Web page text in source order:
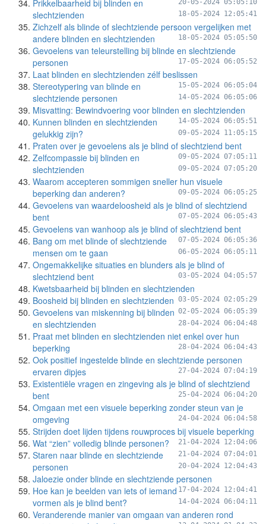
20-05-2024 05:05:10
Prikkelbaarheid bij blinden en
slechtzienden
18-05-2024 12:05:41
Zichzelf als blinde of slechtziende persoon vergelijken met
andere blinden en slechtzienden
18-05-2024 05:05:50
Gevoelens van teleurstelling bij blinde en slechtziende
personen
17-05-2024 06:05:52
Laat blinden en slechtzienden zélf beslissen
15-05-2024 06:05:04
Stereotypering van blinde en
slechtziende personen
14-05-2024 06:05:06
Misvatting: Bewindvoering voor blinden en slechtzienden
14-05-2024 06:05:51
Kunnen blinden en slechtzienden
gelukkig zijn?
09-05-2024 11:05:15
Praten over je gevoelens als je blind of slechtziend bent
09-05-2024 07:05:11
Zelfcompassie bij blinden en
slechtzienden
09-05-2024 07:05:20
Waarom accepteren sommigen sneller hun visuele
beperking dan anderen?
09-05-2024 06:05:25
Gevoelens van waardeloosheid als je blind of slechtziend
bent
07-05-2024 06:05:43
Gevoelens van wanhoop als je blind of slechtziend bent
07-05-2024 06:05:36
Bang om met blinde of slechtziende
mensen om te gaan
06-05-2024 06:05:11
Ongemakkelijke situaties en blunders als je blind of
slechtziend bent
03-05-2024 04:05:57
Kwetsbaarheid bij blinden en slechtzienden
03-05-2024 02:05:29
Boosheid bij blinden en slechtzienden
02-05-2024 06:05:39
Gevoelens van miskenning bij blinden
en slechtzienden
28-04-2024 06:04:48
Praat met blinden en slechtzienden niet enkel over hun
beperking
28-04-2024 06:04:43
Ook positief ingestelde blinde en slechtziende personen
ervaren dipjes
27-04-2024 07:04:19
Existentiële vragen en zingeving als je blind of slechtziend
bent
25-04-2024 06:04:20
Omgaan met een visuele beperking zonder steun van je
omgeving
24-04-2024 06:04:58
Strijden doet lijden tijdens rouwproces bij visuele beperking
21-04-2024 12:04:06
Wat “zien” volledig blinde personen?
21-04-2024 07:04:01
Staren naar blinde en slechtziende
personen
20-04-2024 12:04:43
Jaloezie onder blinde en slechtziende personen
17-04-2024 12:04:41
Hoe kan je beelden van iets of iemand
vormen als je blind bent?
14-04-2024 06:04:11
Veranderende manier van omgaan van anderen rond